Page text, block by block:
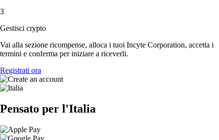
3
Gestisci crypto
Vai alla sezione ricompense, alloca i tuoi Incyte Corporation, accetta i
termini e conferma per iniziare a riceverli.
Registrati ora
Pensato per l'Italia